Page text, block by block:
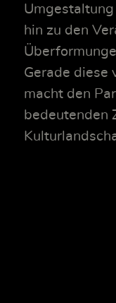
hin zu den
Gerade diese
macht den
bedeutenden